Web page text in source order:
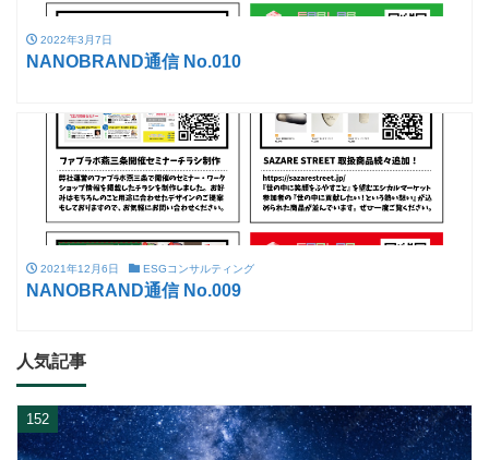
2022年3月7日
NANOBRAND通信 No.010
2021年12月6日 ESGコンサルティング
NANOBRAND通信 No.009
人気記事
152